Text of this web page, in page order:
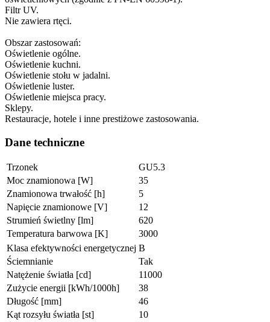
Filtr UV.
Nie zawiera rtęci.
Obszar zastosowań:
Oświetlenie ogólne.
Oświetlenie kuchni.
Oświetlenie stołu w jadalni.
Oświetlenie luster.
Oświetlenie miejsca pracy.
Sklepy.
Restauracje, hotele i inne prestiżowe zastosowania.
Dane techniczne
Trzonek
GU5.3
Moc znamionowa [W]
35
Znamionowa trwałość [h]
5
Napięcie znamionowe [V]
12
Strumień świetlny [lm]
620
Temperatura barwowa [K]
3000
Klasa efektywności energetycznej B
Ściemnianie
Tak
Natężenie światła [cd]
11000
Zużycie energii [kWh/1000h]
38
Długość [mm]
46
Kąt rozsyłu światła [st]
10